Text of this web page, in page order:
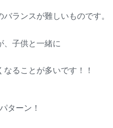
ランスが難しいものです。
、子供と一緒に
ることが多いです！！
ターン！